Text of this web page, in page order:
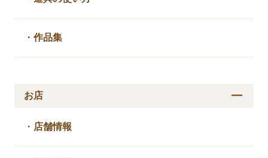
・作品集
お店
・ 店舗情報